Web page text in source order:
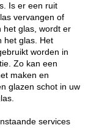
Is er een ruit
vervangen of
het glas, wordt er
het glas. Het
worden in
Zo kan een
maken en
glazen schot in uw
services